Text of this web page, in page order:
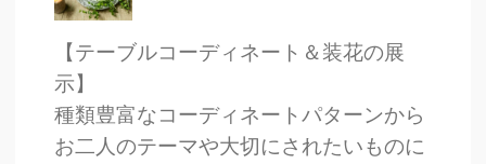
【テーブルコーディネート＆装花の展
示】
種類豊富なコーディネートパターンから
お二人のテーマや大切にされたいものに